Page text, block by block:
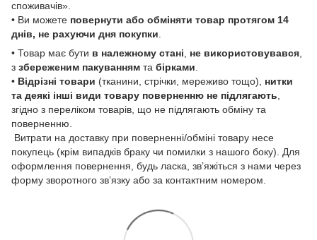
споживачів».
• Ви можете повернути або обміняти товар протягом 14
днів, не рахуючи дня покупки
• Товар має бути в належному стані не використовувався
з збереженим пакуванням та бірками
• Відрізні товари (тканини, стрічки, мереживо тощо), нитки
та деякі інші види товару поверненню не підлягають
згідно з переліком товарів, що не підлягають обміну та
поверненню.
Витрати на доставку при поверненні/обміні товару несе
покупець (крім випадків браку чи помилки з нашого боку). Для
оформлення повернення, будь ласка, зв’яжіться з нами через
форму зворотного зв’язку або за контактним номером.